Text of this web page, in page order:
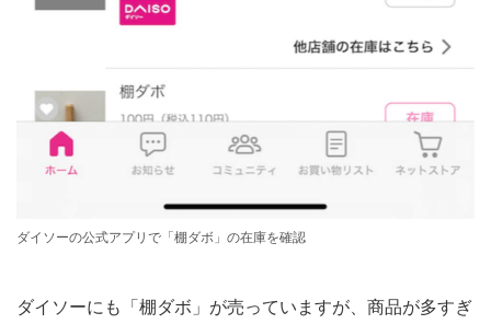
ダイソーの公式アプリで「棚ダボ」の在庫を確認
ダイソーにも「棚ダボ」が売っていますが、商品が多すぎ